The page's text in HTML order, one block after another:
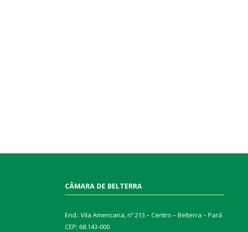
CÂMARA DE BELTERRA
End.: Vila Americana, nº 213 – Centro – Belterra – Pará
CEP: 68.143-000